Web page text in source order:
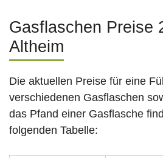
Gasflaschen Preise
Altheim
Die aktuellen Preise für eine
verschiedenen Gasflaschen
das Pfand einer Gasflasche
folgenden Tabelle: